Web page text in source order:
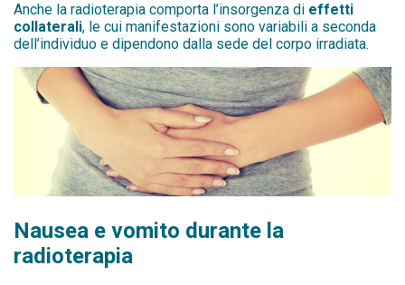
Anche la radioterapia comporta l’insorgenza di effetti
collaterali, le cui manifestazioni sono variabili a seconda
dell’individuo e dipendono dalla sede del corpo irradiata.
Nausea e vomito durante la
radioterapia